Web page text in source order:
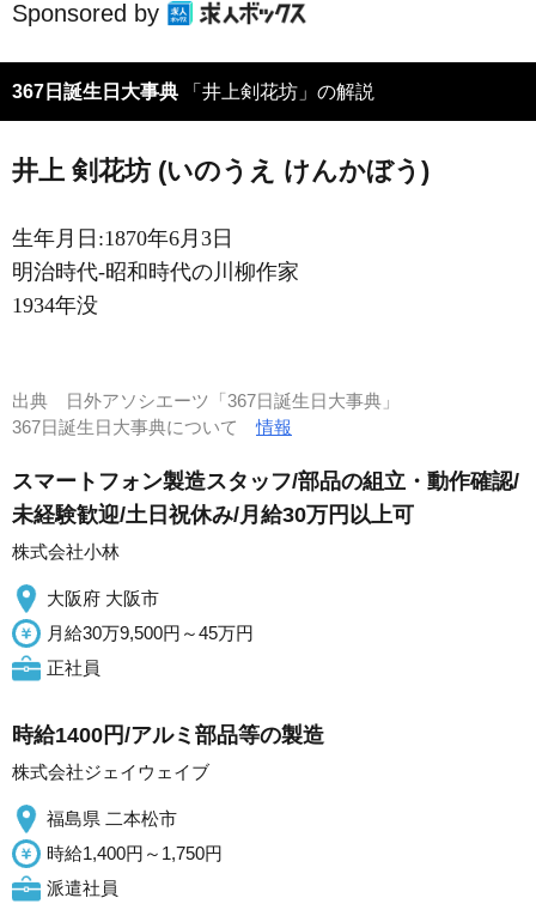
Sponsored by
367日誕生日大事典 「井上剣花坊」の解説
井上 剣花坊 (いのうえ けんかぼう)
生年月日:1870年6月3日
明治時代-昭和時代の川柳作家
1934年没
出典
日外アソシエーツ「367日誕生日大事典」
367日誕生日大事典について情報
スマートフォン製造スタッフ/部品の組立・動作確認/
未経験歓迎/土日祝休み/月給30万円以上可
株式会社小林
大阪府 大阪市
月給30万9,500円～45万円
正社員
時給1400円/アルミ部品等の製造
株式会社ジェイウェイブ
福島県 二本松市
時給1,400円～1,750円
派遣社員